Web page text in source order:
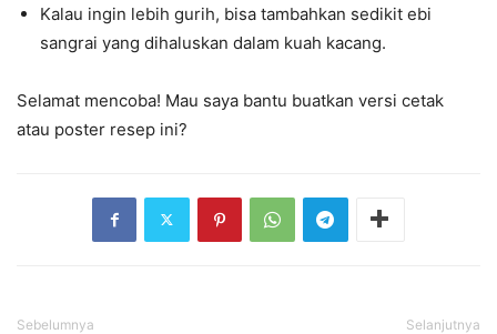
Kalau ingin lebih gurih, bisa tambahkan sedikit ebi
sangrai yang dihaluskan dalam kuah kacang.
Selamat mencoba! Mau saya bantu buatkan versi cetak
atau poster resep ini?
Sebelumnya Selanjutnya